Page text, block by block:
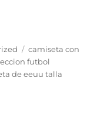
Etiquetas
camiseta con
futbol
de eeuu talla